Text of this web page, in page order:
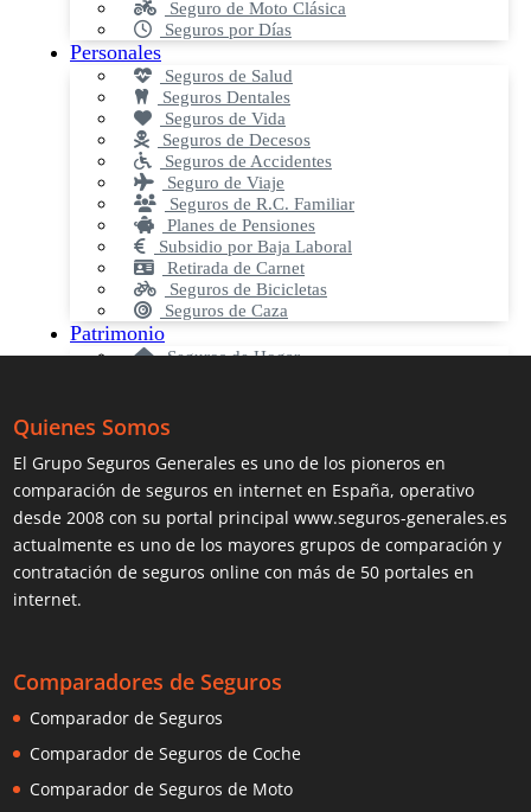
Quienes Somos
El Grupo Seguros Generales es uno de los pioneros en
comparación de seguros en internet en España, operativo
desde 2008 con su portal principal www.seguros-generales.es
actualmente es uno de los mayores grupos de comparación y
contratación de seguros online con más de 50 portales en
internet.
Comparadores de Seguros
Comparador de Seguros
Comparador de Seguros de Coche
Comparador de Seguros de Moto